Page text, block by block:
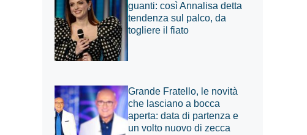
guanti: così Annalisa detta
tendenza sul palco, da
togliere il fiato
Grande Fratello, le novità
che lasciano a bocca
aperta: data di partenza e
un volto nuovo di zecca